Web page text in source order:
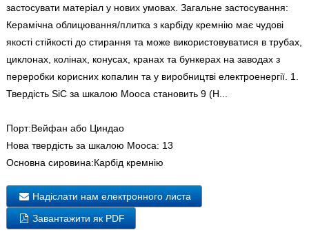
застосувати матеріал у нових умовах. Загальне застосування:
Керамічна облицювання/плитка з карбіду кремнію має чудові
якості стійкості до стирання та може використовуватися в трубах,
циклонах, колінах, конусах, кранах та бункерах на заводах з
переробки корисних копалин та у виробництві електроенергії. 1.
Твердість SiC за шкалою Мооса становить 9 (H...
Порт:Вейфан або Циндао
Нова твердість за шкалою Мооса: 13
Основна сировина:Карбід кремнію
Надіслати нам електронного листа
Завантажити як PDF